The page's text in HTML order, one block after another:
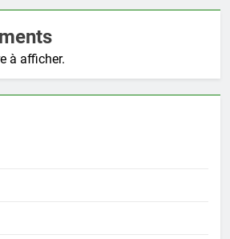
à afficher.